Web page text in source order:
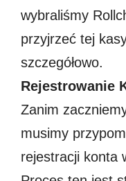
wybraliśmy
przyjrzeć tej
szczegółowo.
Rejestrowanie
Zanim
musimy
rejestracji konta